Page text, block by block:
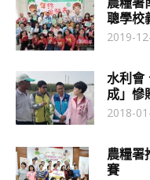
聰學校
2019-
水利會
成」慘
2018-
農糧署
賽